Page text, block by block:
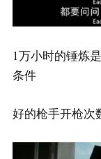
1万小时的锤炼
条件
好的枪手开枪次